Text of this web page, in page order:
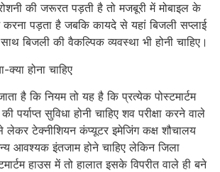
की जरूरत पड़ती है तो मजबूरी में मोबाइल के
करना पड़ता है जबकि कायदे से यहां बिजली सप्लाई
बिजली की वैकल्पिक व्यवस्था भी होनी चाहिए।
क्या होना चाहिए
है कि नियम तो यह है कि प्रत्येक पोस्टमार्टम
पर्याप्त सुविधा होनी चाहिए शव परीक्षा करने वाले
टेक्नीशियन कंप्यूटर इमेजिंग कक्ष शौचालय
आवश्यक इंतजाम होने चाहिए लेकिन जिला
हाउस में तो हालात इसके विपरीत वाले ही बने